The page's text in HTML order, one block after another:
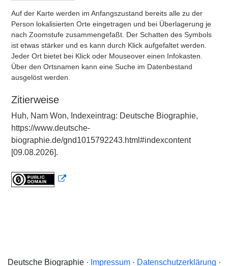
Auf der Karte werden im Anfangszustand bereits alle zu der
Person lokalisierten Orte eingetragen und bei Überlagerung je
nach Zoomstufe zusammengefaßt. Der Schatten des Symbols
ist etwas stärker und es kann durch Klick aufgefaltet werden.
Jeder Ort bietet bei Klick oder Mouseover einen Infokasten.
Über den Ortsnamen kann eine Suche im Datenbestand
ausgelöst werden.
Zitierweise
Huh, Nam Won, Indexeintrag: Deutsche Biographie,
https://www.deutsche-
biographie.de/gnd1015792243.html#indexcontent
[09.08.2026].
Deutsche Biographie · Impressum· Datenschutzerklärung ·